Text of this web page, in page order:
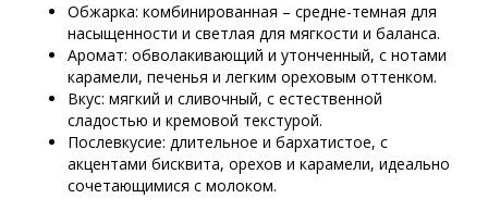
Обжарка: комбинированная – средне-темная для
насыщенности и светлая для мягкости и баланса.
Аромат: обволакивающий и утонченный, с нотами
карамели, печенья и легким ореховым оттенком.
Вкус: мягкий и сливочный, с естественной
сладостью и кремовой текстурой.
Послевкусие: длительное и бархатистое, с
акцентами бисквита, орехов и карамели, идеально
сочетающимися с молоком.